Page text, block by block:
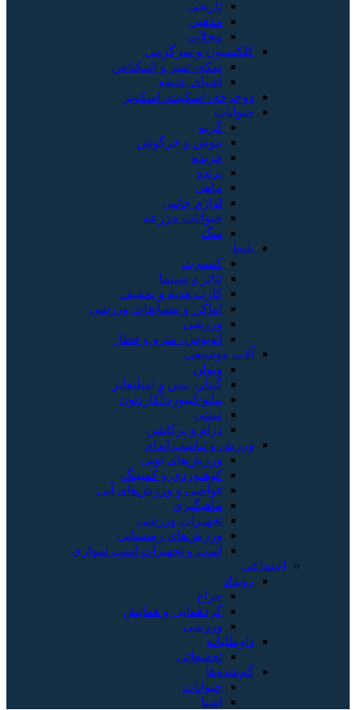
تاریخی
مذهبی
مجلات
کلکسیون و سرگرمی
سکه، تمبر و اسکناس
اشیای عتیقه
دوچرخه، اسکیت، اسکوتر
حیوانات
گربه
موش و خرگوش
خزنده
پرنده
ماهی
لوازم جانبی
حیوانات مزرعه
سگ
بلیط
کنسرت
تئاتر و سینما
کارت هدیه و تخفیف
اماکن و مسابقات ورزشی
ورزشی
اتوبوس، مترو و قطار
آلات موسیقی
ویولن
گیتار، بیس و امپلیفایر
پیانو/کیبورد/آکاردئون
سنتی
درام و پرکاشن
ورزش و تناسب اندام
ورزش‌های توپی
کوهنوردی و کمپینگ
غواصی و ورزش‌های آبی
ماهیگیری
تجهیزات ورزشی
ورزش‌های زمستانی
اسب و تجهیزات اسب سواری
اجتماعی
رویداد
حراج
گردهمایی و همایش
ورزشی
داوطلبانه
تحقیقاتی
گم‌شده‌ها
حیوانات
اشیا